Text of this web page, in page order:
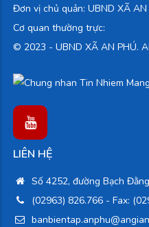
Đơn vị chủ quản: UBND XÃ AN
Cơ quan thường trực:
© 2023 - UBND XÃ AN PHÚ.
LIÊN HỆ
Số 4252, đường Bạch
(02963) 826.766 - Fax: